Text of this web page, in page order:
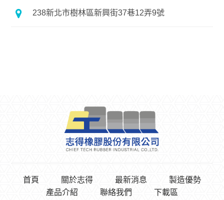
238新北市樹林區新興街37巷12弄9號
首頁 關於志得 最新消息
製造優勢
產品介紹
聯絡我們
下載區